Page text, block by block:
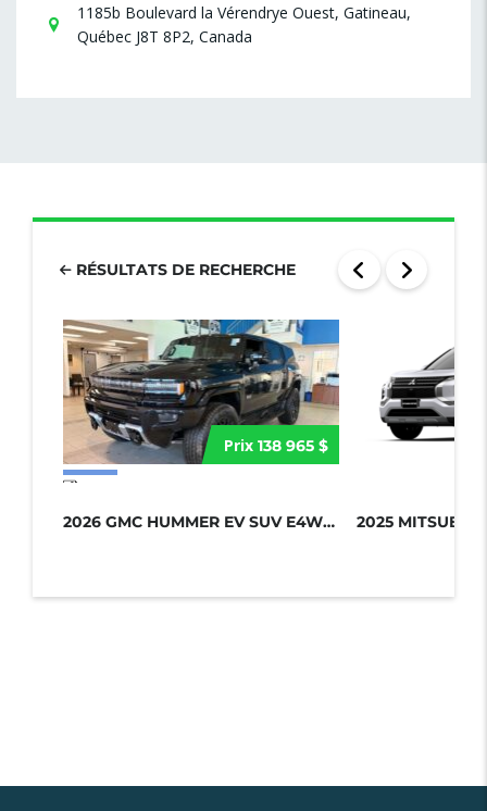
1185b Boulevard la Vérendrye Ouest, Gatineau,
Québec J8T 8P2, Canada
RÉSULTATS DE RECHERCHE
Prix 138 965 $
2026 GMC HUMMER EV SUV E4WD 4DR 2X...